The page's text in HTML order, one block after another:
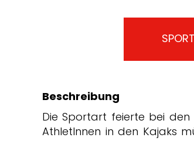
Beschreibung
Die Sportart feierte bei den
AthletInnen in den Kajaks